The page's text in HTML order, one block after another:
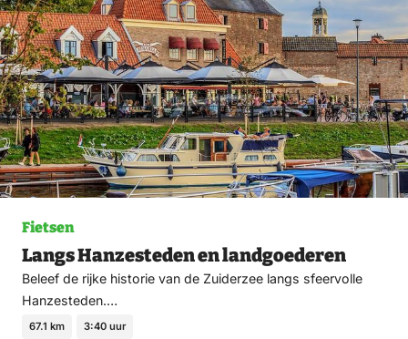
Fietsen
Langs Hanzesteden en landgoederen
Beleef de rijke historie van de Zuiderzee langs sfeervolle
Hanzesteden.…
67.1 km 3:40 uur